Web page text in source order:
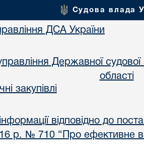
Судова влада
ДСА України
Державної судової
області
закупівлі
відповідно до
р. № 710 “Про ефективне